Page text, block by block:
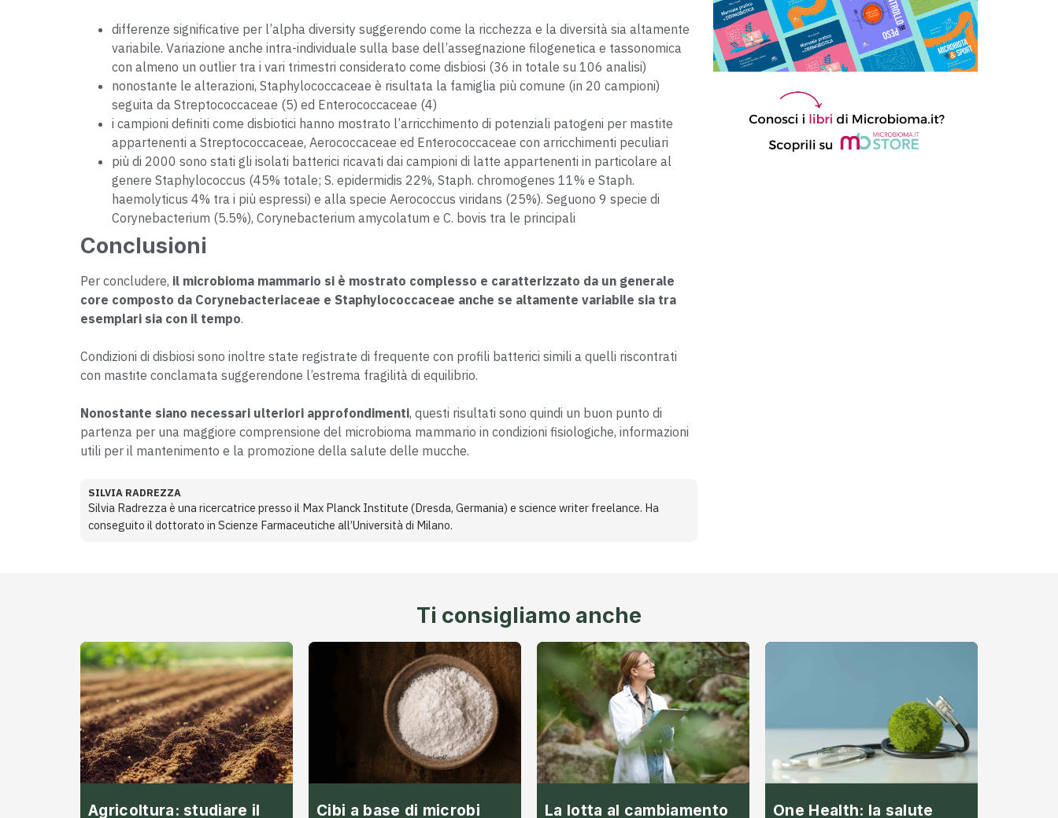
differenze significative per l’alpha diversity suggerendo come la ricchezza e la diversità sia altamente
variabile. Variazione anche intra-individuale sulla base dell’assegnazione filogenetica e tassonomica
con almeno un outlier tra i vari trimestri considerato come disbiosi (36 in totale su 106 analisi)
nonostante le alterazioni, Staphylococcaceae è risultata la famiglia più comune (in 20 campioni)
seguita da Streptococcaceae (5) ed Enterococcaceae (4)
i campioni definiti come disbiotici hanno mostrato l’arricchimento di potenziali patogeni per mastite
appartenenti a Streptococcaceae, Aerococcaceae ed Enterococcaceae con arricchimenti peculiari
più di 2000 sono stati gli isolati batterici ricavati dai campioni di latte appartenenti in particolare al
genere Staphylococcus (45% totale; S. epidermidis 22%, Staph. chromogenes 11% e Staph.
haemolyticus 4% tra i più espressi) e alla specie Aerococcus viridans (25%). Seguono 9 specie di
Corynebacterium (5.5%), Corynebacterium amycolatum e C. bovis tra le principali
Conclusioni
Per concludere, il microbioma mammario si è mostrato complesso e caratterizzato da un generale
core composto da Corynebacteriaceae e Staphylococcaceae anche se altamente variabile sia tra
esemplari sia con il tempo.
Condizioni di disbiosi sono inoltre state registrate di frequente con profili batterici simili a quelli riscontrati
con mastite conclamata suggerendone l’estrema fragilità di equilibrio.
Nonostante siano necessari ulteriori approfondimenti, questi risultati sono quindi un buon punto di
partenza per una maggiore comprensione del microbioma mammario in condizioni fisiologiche, informazioni
utili per il mantenimento e la promozione della salute delle mucche.
SILVIA RADREZZA
Silvia Radrezza è una ricercatrice presso il Max Planck Institute (Dresda, Germania) e science writer freelance. Ha
conseguito il dottorato in Scienze Farmaceutiche all’Università di Milano.
Ti consigliamo anche
Agricoltura: studiare il Cibi a base di microbi La lotta al cambiamento One Health: la salute